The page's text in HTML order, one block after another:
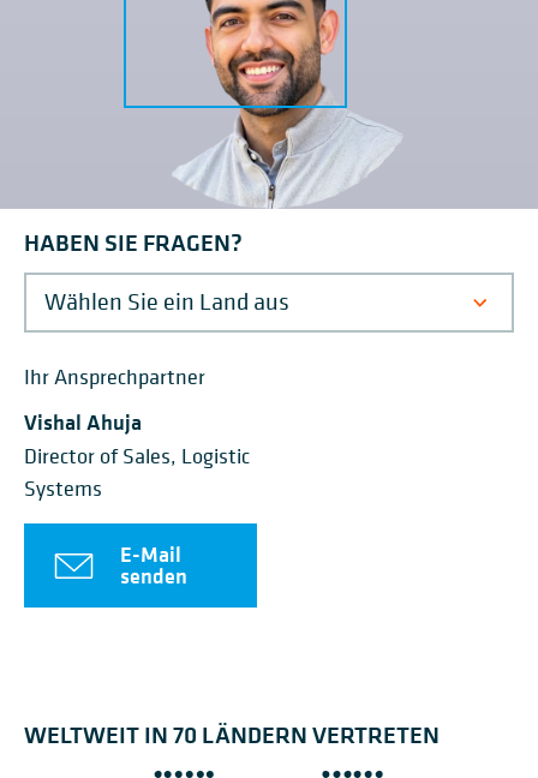
HABEN SIE FRAGEN?
Ihr Ansprechpartner
Vishal Ahuja
Director of Sales, Logistic
Systems
E-Mail
senden
WELTWEIT IN 70 LÄNDERN VERTRETEN